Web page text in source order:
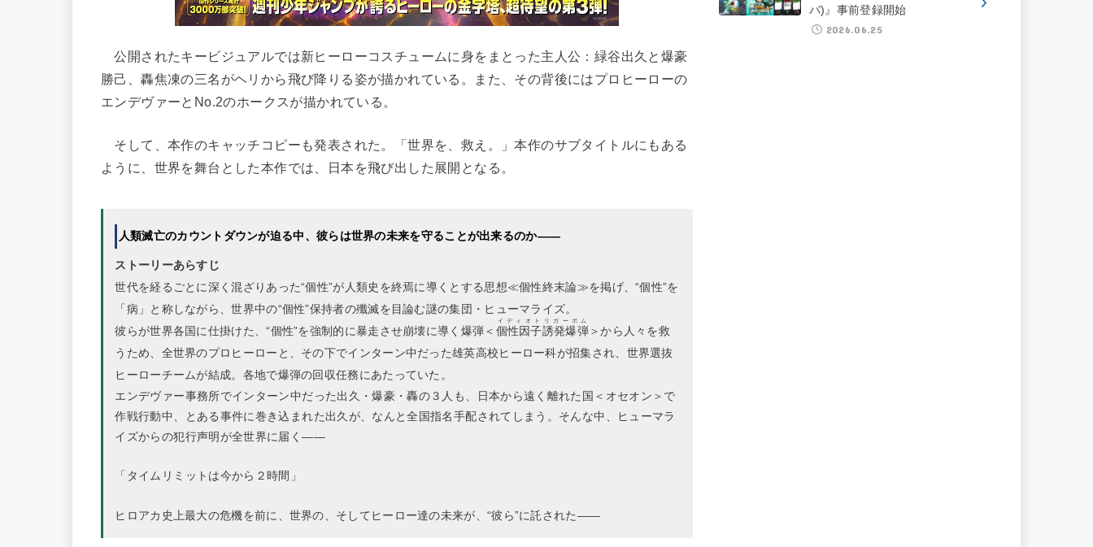
公開されたキービジュアルでは新ヒーローコスチュームに身をまとった主人公：緑谷出久と爆豪
勝己、轟焦凍の三名がヘリから飛び降りる姿が描かれている。また、その背後にはプロヒーローの
エンデヴァーとNo.2のホークスが描かれている。
そして、本作のキャッチコピーも発表された。「世界を、救え。」本作のサブタイトルにもある
ように、世界を舞台とした本作では、日本を飛び出した展開となる。
人類滅亡のカウントダウンが迫る中、彼らは世界の未来を守ることが出来るのか――
ストーリーあらすじ
世代を経るごとに深く混ざりあった“個性”が人類史を終焉に導くとする思想≪個性終末論≫を掲げ、“個性”を
「病」と称しながら、世界中の“個性”保持者の殲滅を目論む謎の集団・ヒューマライズ。
彼らが世界各国に仕掛けた、“個性”を強制的に暴走させ崩壊に導く爆弾＜ 個性因子誘発爆弾
イディオトリガーボム
＞から人々を救
うため、全世界のプロヒーローと、その下でインターン中だった雄英高校ヒーロー科が招集され、世界選抜
ヒーローチームが結成。各地で爆弾の回収任務にあたっていた。
エンデヴァー事務所でインターン中だった出久・爆豪・轟の３人も、日本から遠く離れた国＜オセオン＞で
作戦行動中、とある事件に巻き込まれた出久が、なんと全国指名手配されてしまう。そんな中、ヒューマラ
イズからの犯行声明が全世界に届く――
「タイムリミットは今から２時間」
ヒロアカ史上最大の危機を前に、世界の、そしてヒーロー達の未来が、“彼ら”に託された――
バ)』事前登録開始
2026.06.25